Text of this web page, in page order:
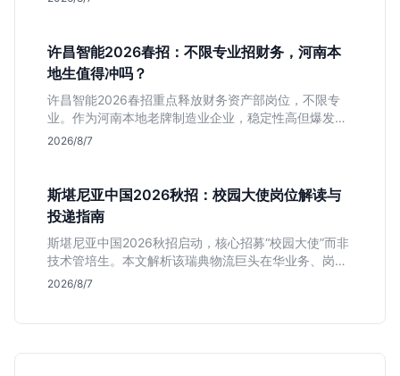
许昌智能2026春招：不限专业招财务，河南本
地生值得冲吗？
许昌智能2026春招重点释放财务资产部岗位，不限专
业。作为河南本地老牌制造业企业，稳定性高但爆发涨
薪机会少。适合想在本地积累工业场景经验的应届生。
2026/8/7
斯堪尼亚中国2026秋招：校园大使岗位解读与
投递指南
斯堪尼亚中国2026秋招启动，核心招募“校园大使”而非
技术管培生。本文解析该瑞典物流巨头在华业务、岗位
真实职责及不限专业背后的竞争逻辑，助你判断是否值
2026/8/7